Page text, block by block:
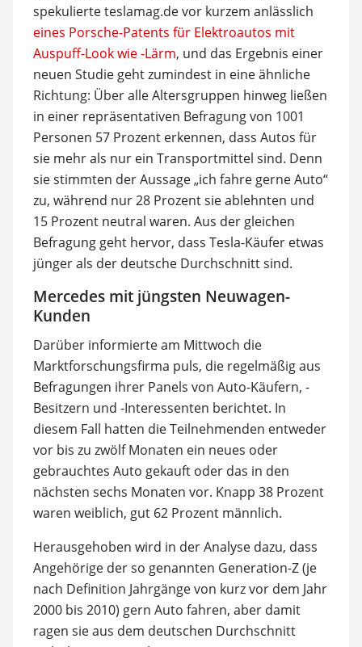
spekulierte teslamag.de vor kurzem anlässlich
eines Porsche-Patents für Elektroautos mit
Auspuff-Look wie -Lärm, und das Ergebnis einer
neuen Studie geht zumindest in eine ähnliche
Richtung: Über alle Altersgruppen hinweg ließen
in einer repräsentativen Befragung von 1001
Personen 57 Prozent erkennen, dass Autos für
sie mehr als nur ein Transportmittel sind. Denn
sie stimmten der Aussage „ich fahre gerne Auto“
zu, während nur 28 Prozent sie ablehnten und
15 Prozent neutral waren. Aus der gleichen
Befragung geht hervor, dass Tesla-Käufer etwas
jünger als der deutsche Durchschnitt sind.
Mercedes mit jüngsten Neuwagen-
Kunden
Darüber informierte am Mittwoch die
Marktforschungsfirma puls, die regelmäßig aus
Befragungen ihrer Panels von Auto-Käufern, -
Besitzern und -Interessenten berichtet. In
diesem Fall hatten die Teilnehmenden entweder
vor bis zu zwölf Monaten ein neues oder
gebrauchtes Auto gekauft oder das in den
nächsten sechs Monaten vor. Knapp 38 Prozent
waren weiblich, gut 62 Prozent männlich.
Herausgehoben wird in der Analyse dazu, dass
Angehörige der so genannten Generation-Z (je
nach Definition Jahrgänge von kurz vor dem Jahr
2000 bis 2010) gern Auto fahren, aber damit
ragen sie aus dem deutschen Durchschnitt